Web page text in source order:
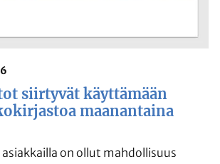
siirtyvät käyttämään
maanantaina
on ollut mahdollisuus